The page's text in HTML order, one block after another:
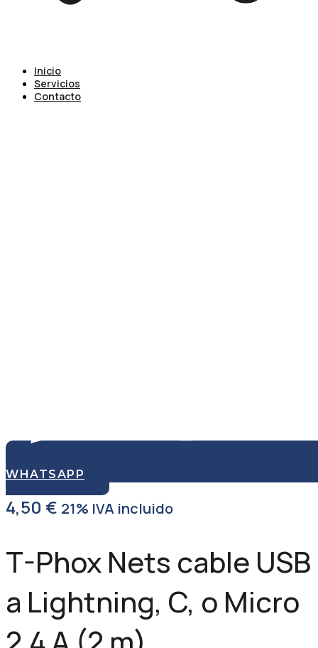
Inicio
Servicios
Contacto
WHATSAPP
4,50 € 21% IVA incluido
T-Phox Nets cable USB
a Lightning, C, o Micro